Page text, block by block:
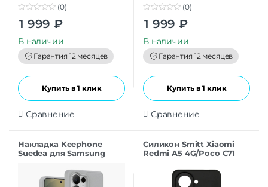
t
o
f
5
(0)
1 999 ₽
В наличии
Гарантия 12 месяцев
Купить в 1 клик
Сравнение
t
o
f
5
(0)
1 999 ₽
В наличии
Гарантия 12 месяцев
Купить в 1 клик
Сравнение
Накладка Keephone
Suedea для Samsung
Силикон Smitt Xiaomi
Redmi A5 4G/Poco C71